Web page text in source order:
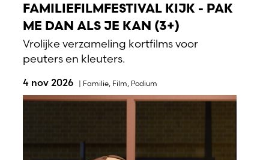
FAMILIEFILMFESTIVAL KIJK - PAK
ME DAN ALS JE KAN (3+)
Vrolijke verzameling kortfilms voor
peuters en kleuters.
4 nov 2026 | Familie Film Podium